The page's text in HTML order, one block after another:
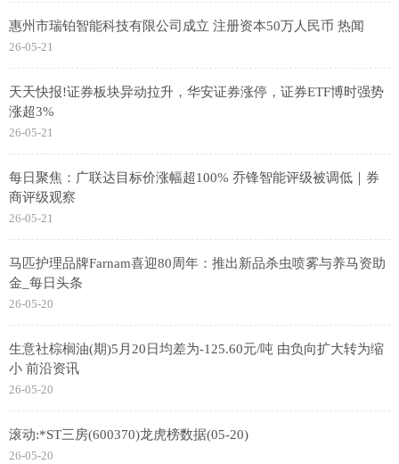
惠州市瑞铂智能科技有限公司成立 注册资本50万人民币 热闻
26-05-21
天天快报!证券板块异动拉升，华安证券涨停，证券ETF博时强势
涨超3%
26-05-21
每日聚焦：广联达目标价涨幅超100% 乔锋智能评级被调低｜券
商评级观察
26-05-21
马匹护理品牌Farnam喜迎80周年：推出新品杀虫喷雾与养马资助
金_每日头条
26-05-20
生意社棕榈油(期)5月20日均差为-125.60元/吨 由负向扩大转为缩
小 前沿资讯
26-05-20
滚动:*ST三房(600370)龙虎榜数据(05-20)
26-05-20